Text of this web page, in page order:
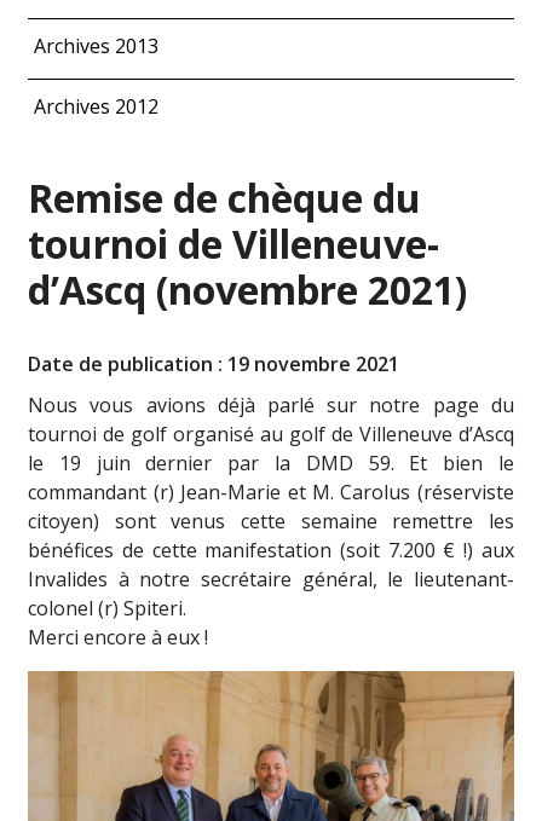
Archives 2013
Archives 2012
Remise de chèque du
tournoi de Villeneuve-
d’Ascq (novembre 2021)
Date de publication : 19 novembre 2021
Nous vous avions déjà parlé sur notre page du
tournoi de golf organisé au golf de Villeneuve d’Ascq
le 19 juin dernier par la DMD 59. Et bien le
commandant (r) Jean-Marie et M. Carolus (réserviste
citoyen) sont venus cette semaine remettre les
bénéfices de cette manifestation (soit 7.200 € !) aux
Invalides à notre secrétaire général, le lieutenant-
colonel (r) Spiteri.
Merci encore à eux !